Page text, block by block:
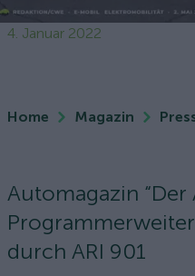
4. Januar 2022
Home Magazin
Automagazin
durch ARI 901